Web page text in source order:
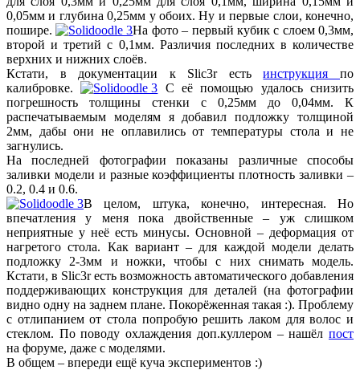
0,05мм и глубина 0,25мм у обоих. Ну и первые слои, конечно,
пошире.
На фото – первый кубик с слоем 0,3мм,
второй и третий с 0,1мм. Различия последних в количестве
верхних и нижних слоёв.
Кстати, в документации к Slic3r естьинструкцияпо
калибровке.
С её помощью удалось снизить
погрешность толщины стенки с 0,25мм до 0,04мм. К
распечатываемым моделям я добавил подложку толщиной
2мм, дабы они не оплавились от температуры стола и не
загнулись.
На последней фотографии показаны различные способы
заливки модели и разные коэффициенты плотность заливки –
0.2, 0.4 и 0.6.
В целом, штука, конечно, интересная. Но
впечатления у меня пока двойственные – уж слишком
неприятные у неё есть минусы. Основной – деформация от
нагретого стола. Как вариант – для каждой модели делать
подложку 2-3мм и ножки, чтобы с них снимать модель.
Кстати, в Slic3r есть возможность автоматического добавления
поддерживающих конструкция для деталей (на фотографии
видно одну на заднем плане. Покорёженная такая :). Проблему
с отлипанием от стола попробую решить лаком для волос и
стеклом. По поводу охлаждения доп.куллером – нашёл пост
на форуме, даже с моделями.
В общем – впереди ещё куча экспериментов :)